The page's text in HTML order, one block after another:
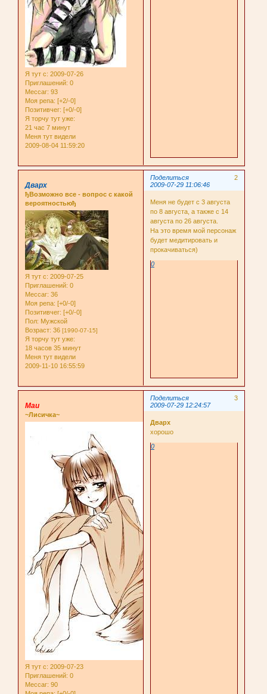
Я тут с: 2009-07-26
Приглашений: 0
Мессаг: 93
Моя репа: [+2/-0]
Позитивчег: [+0/-0]
Я торчу тут уже:
21 час 7 минут
Меня тут видели
2009-08-04 11:59:20
Поделиться
2
2009-07-29 11:06:46
Дварх
ђВозможно все - вопрос с какой
вероятностьюђ
Я тут с: 2009-07-25
Приглашений: 0
Мессаг: 36
Моя репа: [+0/-0]
Позитивчег: [+0/-0]
Пол: Мужской
Возраст: 36 [1990-07-15]
Я торчу тут уже:
18 часов 35 минут
Меня тут видели
2009-11-10 16:55:59
Меня не будет с 3 августа
по 8 августа, а также с 14
августа по 26 августа.
На это время мой персонаж
будет медитировать и
прокачиваться)
0
Поделиться
3
2009-07-29 12:24:57
Маи
~Лисичка~
Я тут с: 2009-07-23
Приглашений: 0
Мессаг: 90
Дварх
хорошо
0